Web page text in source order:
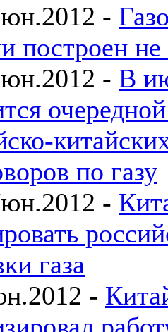
-
построен не
- В
по газу
-
газа
-